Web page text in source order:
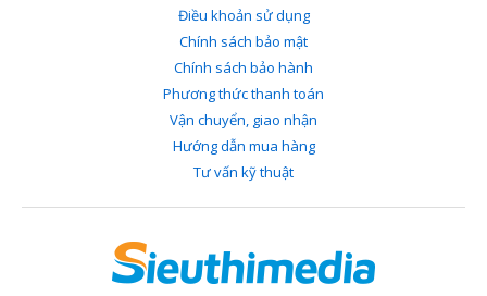
Điều khoản sử dụng
Chính sách bảo mật
Chính sách bảo hành
Phương thức thanh toán
Vận chuyển, giao nhận
Hướng dẫn mua hàng
Tư vấn kỹ thuật